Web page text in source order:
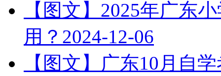
【图文】2025年广东
用？ 2024-12-06
【图文】广东10月自